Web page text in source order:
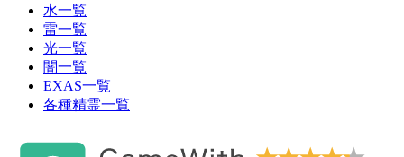
水一覧
雷一覧
光一覧
闇一覧
EXAS一覧
各種精霊一覧